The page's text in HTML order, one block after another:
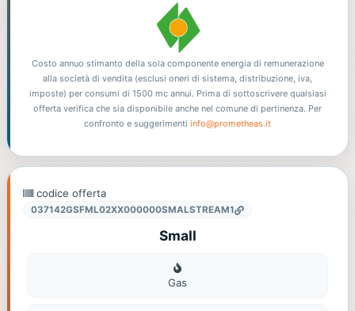
Costo annuo stimanto della sola componente energia di remunerazione
alla società di vendita (esclusi oneri di sistema, distribuzione, iva,
imposte) per consumi di 1500 mc annui. Prima di sottoscrivere qualsiasi
offerta verifica che sia disponibile anche nel comune di pertinenza. Per
confronto e suggerimenti info@prometheas.it
codice offerta
037142GSFML02XX000000SMALSTREAM1
Small
Gas
Gas